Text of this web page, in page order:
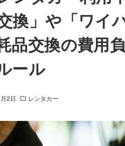
換」や「ワイ
品交換の費用
ール
2日 レンタカー